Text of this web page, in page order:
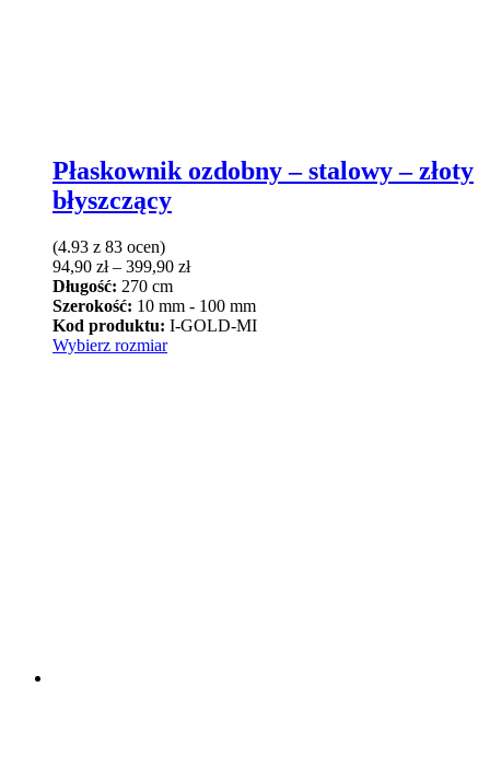
Płaskownik ozdobny – stalowy – złoty
błyszczący
(4.93 z 83 ocen)
94,90 zł – 399,90 złZakres
od
94,90 zł
Długość: 270 cm
Szerokość: 10 mm - 100 mm
Kod produktu: I-GOLD-MI
Wybierz rozmiarTen